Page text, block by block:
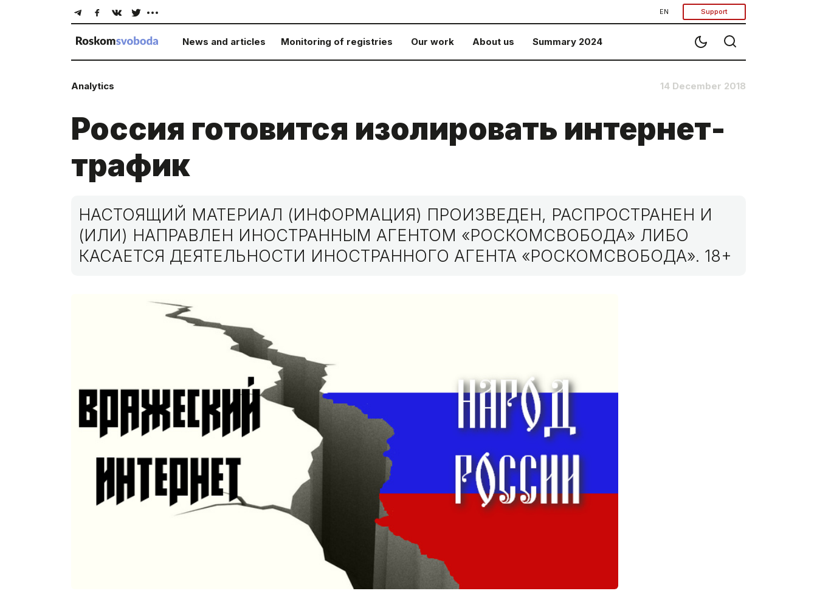
EN Support
News and articles Monitoring of registries Our work About us Summary 2024
Analytics 14 December 2018
Россия готовится изолировать интернет-
трафик
НАСТОЯЩИЙ МАТЕРИАЛ (ИНФОРМАЦИЯ) ПРОИЗВЕДЕН, РАСПРОСТРАНЕН И
(ИЛИ) НАПРАВЛЕН ИНОСТРАННЫМ АГЕНТОМ «РОСКОМСВОБОДА» ЛИБО
КАСАЕТСЯ ДЕЯТЕЛЬНОСТИ ИНОСТРАННОГО АГЕНТА «РОСКОМСВОБОДА». 18+